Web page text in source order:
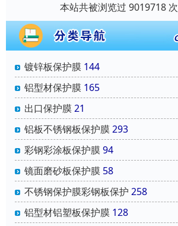
本站共被浏览过 9019718 次
镀锌板保护膜 144
铝型材保护膜 165
出口保护膜21
铝板不锈钢板保护膜293
彩钢彩涂板保护膜94
镜面磨砂板保护膜 58
不锈钢保护膜彩钢板保护 258
铝型材铝塑板保护膜 128